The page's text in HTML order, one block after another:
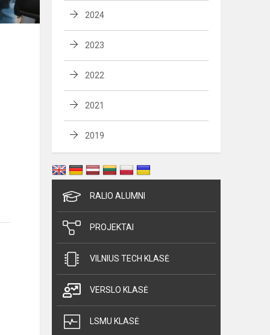
2024
2023
2022
2021
2019
RALIO ALUMNI
PROJEKTAI
VILNIUS TECH KLASĖ
VERSLO KLASĖ
LSMU KLASĖ